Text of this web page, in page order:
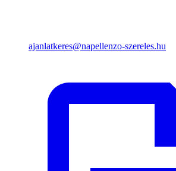
ajanlatkeres@napellenzo-szereles.hu